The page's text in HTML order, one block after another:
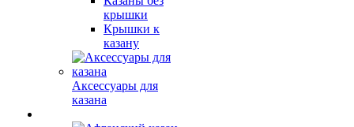
крышки
Крышки к
казану
Аксессуары для
казана